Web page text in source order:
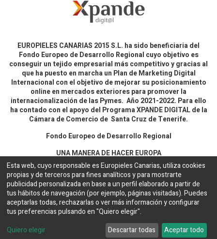
EUROPIELES CANARIAS 2015 S.L. ha sido beneficiaria del
Fondo Europeo de Desarrollo Regional cuyo objetivo es
conseguir un tejido empresarial más competitivo y gracias al
que ha puesto en marcha un Plan de Marketing Digital
Internacional con el objetivo de mejorar su posicionamiento
online en mercados exteriores para promover la
internacionalización de las Pymes. Año 2021-2022. Para ello
ha contado con el apoyo del Programa XPANDE DIGITAL de la
Cámara de Comercio de Santa Cruz de Tenerife.
Fondo Europeo de Desarrollo Regional
UNA MANERA DE HACER EUROPA
Aviso legal y política de privacidad
Copyright © EUROPIELES CANARIAS 2015 S.L.
Web desarrollada porBakata Solutions
Esta web, cuyo responsable es Europieles Canarias, utiliza cookies
propias y de terceros para fines analíticos y para mostrarte
publicidad personalizada en base a un perfil elaborado a partir de
tus hábitos de navegación (por ejemplo, páginas visitadas). Puedes
aceptarlas todas, rechazarlas o ver más información y configurar
tus preferencias pulsando en "Quiero elegir".
Quiero elegir
Descartar todas Aceptar todo